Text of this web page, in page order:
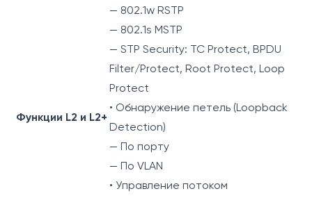
Функции L2 и L2+
— 802.1w RSTP
— 802.1s MSTP
— STP Security: TC Protect, BPDU
Filter/Protect, Root Protect, Loop
Protect
• Обнаружение петель (Loopback
Detection)
— По порту
— По VLAN
• Управление потоком